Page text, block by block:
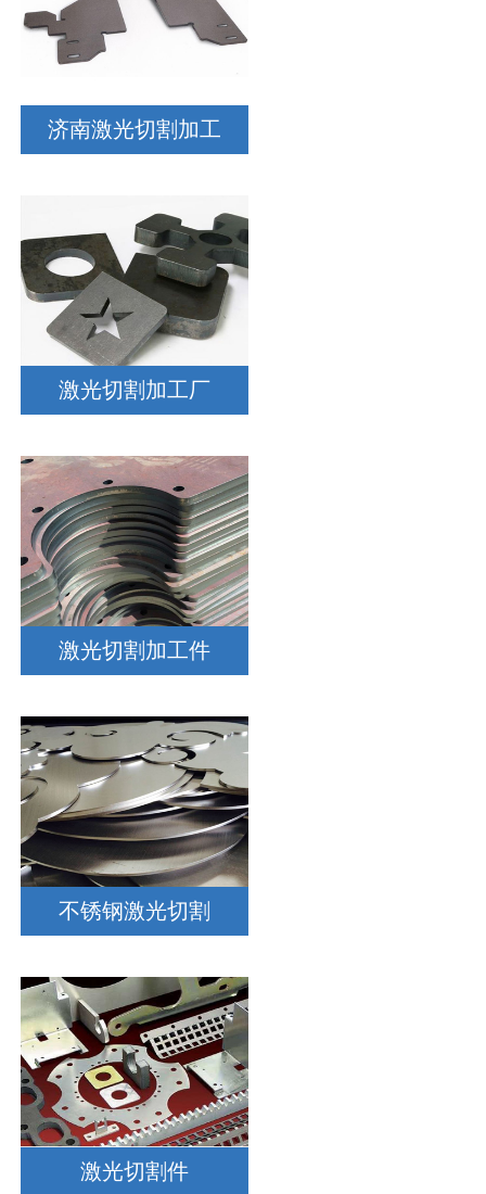
济南激光切割加工
激光切割加工厂
激光切割加工件
不锈钢激光切割
激光切割件